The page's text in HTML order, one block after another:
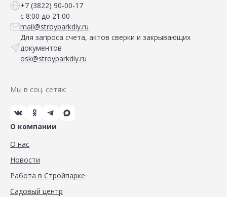
+7 (3822) 90-00-17
с 8:00 до 21:00
mail@stroyparkdiy.ru
Для запроса счета, актов сверки и закрывающих
документов
osk@stroyparkdiy.ru
Мы в соц. сетях:
О компании
О нас
Новости
Работа в Стройпарке
Садовый центр